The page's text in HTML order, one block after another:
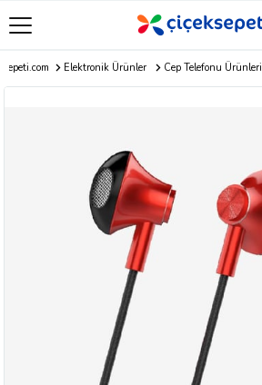
Elektronik Ürünler Cep Telefonu Ürünleri